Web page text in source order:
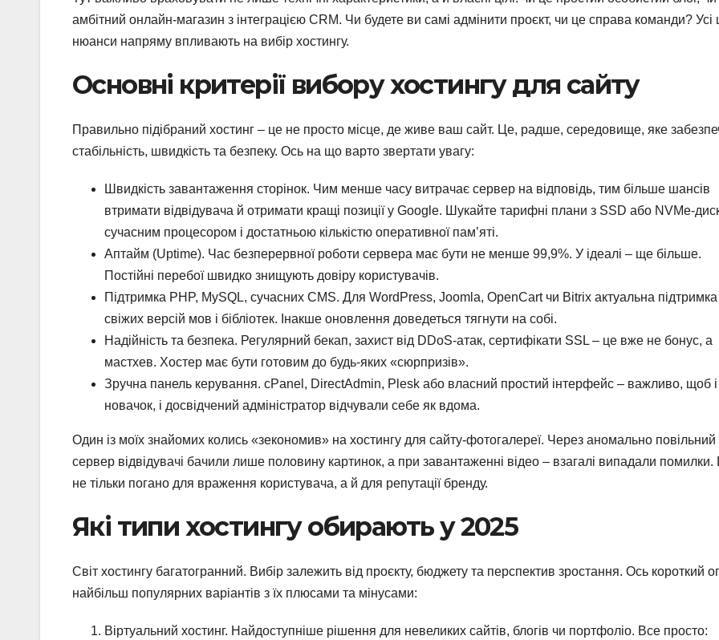
амбітний онлайн-магазин з інтеграцією CRM. Чи будете ви самі адмінити проєкт, чи це справа команди? Усі
нюанси напряму впливають на вибір хостингу.
Основні критерії вибору хостингу для сайту
Правильно підібраний хостинг – це не просто місце, де живе ваш сайт. Це, радше, середовище, яке
стабільність, швидкість та безпеку. Ось на що варто звертати увагу:
Швидкість завантаження сторінок. Чим менше часу витрачає сервер на відповідь, тим більше шансів
втримати відвідувача й отримати кращі позиції у Google. Шукайте тарифні плани з SSD або NVMe-
сучасним процесором і достатньою кількістю оперативної пам’яті.
Аптайм (Uptime). Час безперервної роботи сервера має бути не менше 99,9%. У ідеалі – ще більше.
Постійні перебої швидко знищують довіру користувачів.
Підтримка PHP, MySQL, сучасних CMS. Для WordPress, Joomla, OpenCart чи Bitrix актуальна підтримка
свіжих версій мов і бібліотек. Інакше оновлення доведеться тягнути на собі.
Надійність та безпека. Регулярний бекап, захист від DDoS-атак, сертифікати SSL – це вже не бонус, а
мастхев. Хостер має бути готовим до будь-яких «сюрпризів».
Зручна панель керування. cPanel, DirectAdmin, Plesk або власний простий інтерфейс – важливо, щоб і
новачок, і досвідчений адміністратор відчували себе як вдома.
Один із моїх знайомих колись «зекономив» на хостингу для сайту-фотогалереї. Через аномально повільний
сервер відвідувачі бачили лише половину картинок, а при завантаженні відео – взагалі випадали помилки.
не тільки погано для враження користувача, а й для репутації бренду.
Які типи хостингу обирають у 2025
Світ хостингу багатогранний. Вибір залежить від проєкту, бюджету та перспектив зростання. Ось короткий
найбільш популярних варіантів з їх плюсами та мінусами:
Віртуальний хостинг. Найдоступніше рішення для невеликих сайтів, блогів чи портфоліо. Все просто: